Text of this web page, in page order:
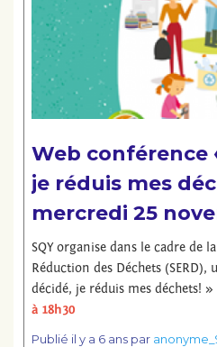
Web conférence
je réduis mes
mercredi 25
SQY organise dans le cadre de
Réduction des Déchets (SERD),
décidé, je réduis mes déchets! »
à 18h30
Publié il y a 6 anspar